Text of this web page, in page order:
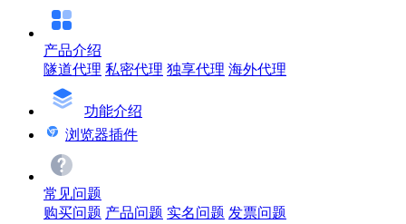
产品介绍
隧道代理 私密代理 独享代理 海外代理
功能介绍
浏览器插件
常见问题
购买问题 产品问题 实名问题 发票问题